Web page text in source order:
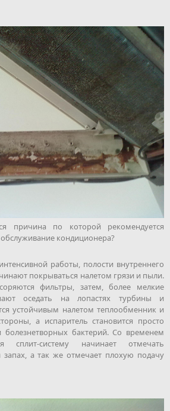
причина по которой рекомендуется
кондиционера?
работы, полости внутреннего
покрываться налетом грязи и пыли.
фильтры, затем, более мелкие
оседать на лопастях турбины и
устойчивым налетом теплообменник и
а испаритель становится просто
болезнетворных бактерий. Со временем
сплит-систему начинает отмечать
запах, а так же отмечает плохую подачу